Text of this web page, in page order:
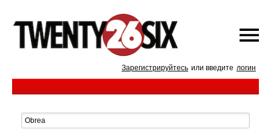
Зарегистрируйтесь или введите логин